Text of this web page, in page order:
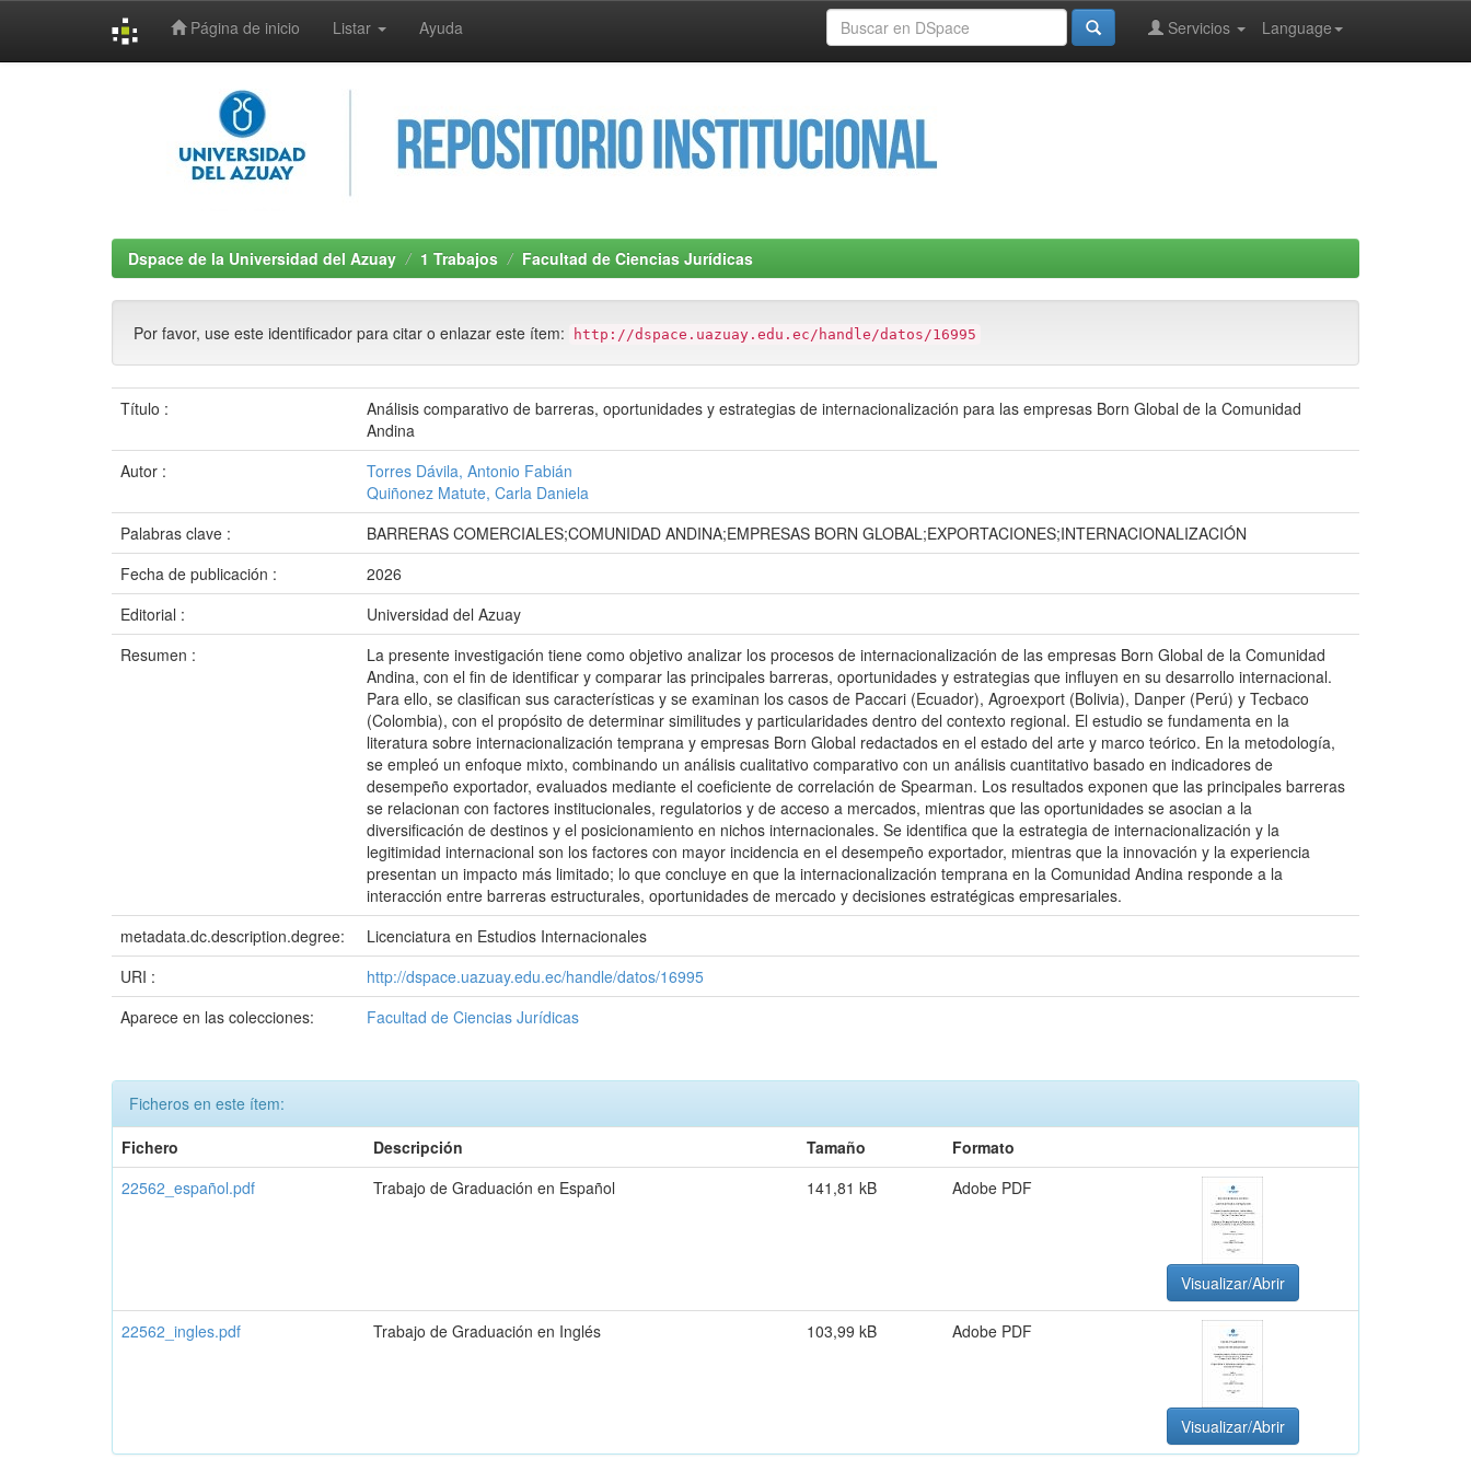
Página de inicio Listar Ayuda Language
Servicios
Dspace de la Universidad del Azuay 1 Trabajos Facultad de Ciencias Jurídicas
Por favor, use este identificador para citar o enlazar este ítem: http://dspace.uazuay.edu.ec/handle/datos/16995
Título :
Análisis comparativo de barreras, oportunidades y estrategias de internacionalización para las empresas Born Global de la Comunidad
Andina
Autor :
Torres Dávila, Antonio Fabián
Quiñonez Matute, Carla Daniela
Palabras clave :
BARRERAS COMERCIALES;COMUNIDAD ANDINA;EMPRESAS BORN GLOBAL;EXPORTACIONES;INTERNACIONALIZACIÓN
Fecha de publicación :
2026
Editorial :
Universidad del Azuay
Resumen :
La presente investigación tiene como objetivo analizar los procesos de internacionalización de las empresas Born Global de la Comunidad
Andina, con el fin de identificar y comparar las principales barreras, oportunidades y estrategias que influyen en su desarrollo internacional.
Para ello, se clasifican sus características y se examinan los casos de Paccari (Ecuador), Agroexport (Bolivia), Danper (Perú) y Tecbaco
(Colombia), con el propósito de determinar similitudes y particularidades dentro del contexto regional. El estudio se fundamenta en la
literatura sobre internacionalización temprana y empresas Born Global redactados en el estado del arte y marco teórico. En la metodología,
se empleó un enfoque mixto, combinando un análisis cualitativo comparativo con un análisis cuantitativo basado en indicadores de
desempeño exportador, evaluados mediante el coeficiente de correlación de Spearman. Los resultados exponen que las principales barreras
se relacionan con factores institucionales, regulatorios y de acceso a mercados, mientras que las oportunidades se asocian a la
diversificación de destinos y el posicionamiento en nichos internacionales. Se identifica que la estrategia de internacionalización y la
legitimidad internacional son los factores con mayor incidencia en el desempeño exportador, mientras que la innovación y la experiencia
presentan un impacto más limitado; lo que concluye en que la internacionalización temprana en la Comunidad Andina responde a la
interacción entre barreras estructurales, oportunidades de mercado y decisiones estratégicas empresariales.
metadata.dc.description.degree:
Licenciatura en Estudios Internacionales
URI :
http://dspace.uazuay.edu.ec/handle/datos/16995
Aparece en las colecciones:
Facultad de Ciencias Jurídicas
Ficheros en este ítem:
Fichero
Descripción Tamaño
Formato
22562_español.pdf
Trabajo de Graduación en Español 141,81 kB Adobe PDF
Visualizar/Abrir
22562_ingles.pdf Trabajo de Graduación en Inglés 103,99 kB Adobe PDF
Visualizar/Abrir